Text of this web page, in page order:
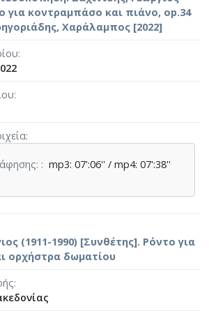
για κοντραμπάσο και πιάνο, op.34
Χαράλαμπος [2022]
mp3: 07':06'' / mp4: 07':38''
(1911-1990) [Συνθέτης]. Ρόντο για
ορχήστρα δωματίου